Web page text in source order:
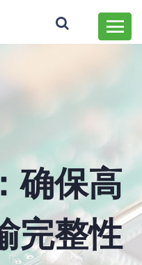
确保高
完整性